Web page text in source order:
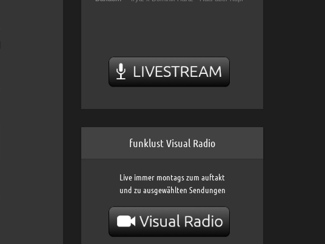
funklust Visual Radio
Live immer montags zum auftakt
und zu ausgewählten Sendungen